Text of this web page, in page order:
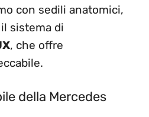
con sedili anatomici,
sistema di
, che offre
della Mercedes